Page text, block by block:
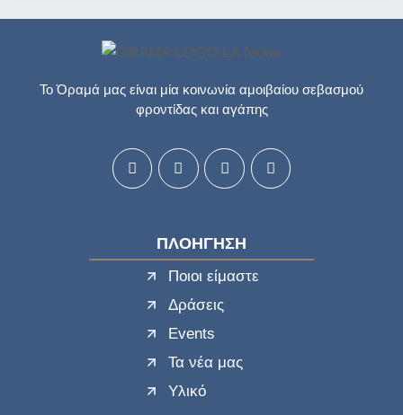
Το Όραμά μας είναι μία κοινωνία αμοιβαίου σεβασμού
φροντίδας και αγάπης
ΠΛΟΗΓΗΣΗ
Ποιοι είμαστε
Δράσεις
Events
Τα νέα μας
Υλικό